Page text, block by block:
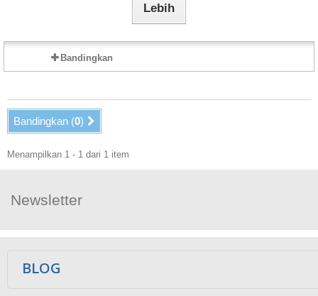
Lebih
Bandingkan
Bandingkan (0)
Menampilkan 1 - 1 dari 1 item
Newsletter
BLOG